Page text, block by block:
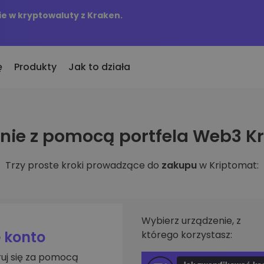
w kryptowaluty z Kraken.
dodane
dodane do Kriptomat
za równowartość
Produkty
Zdobywaj nagrody za swoje
Skarbiec
Regularnie zaplanowane
Alerty
Jak to działa
z pomocą portfela Web3
Trzy proste kroki prowadzące do zakupuw Kriptomat:
konto
się za pomocą
Wybierz urządzenie, z
którego korzystasz: